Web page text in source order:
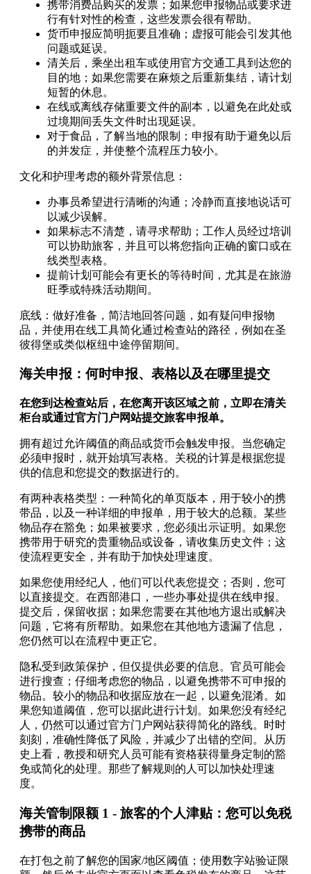
携带消费品购买的发票；如果您申报物品或要求进
行有针对性的检查，这些发票会很有帮助。
货币申报应简明扼要且准确；虚报可能会引发其他
问题或延误。
清关后，乘坐出租车或使用官方交通工具到达您的
目的地；如果您需要在麻烦之后重新集结，请计划
短暂的休息。
在线或离线存储重要文件的副本，以避免在此处或
过境期间丢失文件时出现延误。
对于食品，了解当地的限制；申报有助于避免以后
的并发症，并使整个流程压力较小。
文化和护理考虑的额外背景信息：
办事员希望进行清晰的沟通；冷静而直接地说话可
以减少误解。
如果标志不清楚，请寻求帮助；工作人员经过培训
可以协助旅客，并且可以将您指向正确的窗口或在
线类型表格。
提前计划可能会有更长的等待时间，尤其是在旅游
旺季或特殊活动期间。
底线：做好准备，简洁地回答问题，如有疑问申报物
品，并使用在线工具简化通过检查站的路径，例如在圣
彼得堡或类似枢纽中途停留期间。
海关申报：何时申报、表格以及在哪里提交
在您到达检查站后，在您离开该区域之前，立即在清关
柜台或通过官方门户网站提交旅客申报单。
拥有超过允许阈值的商品或货币会触发申报。当您确定
必须申报时，就开始填写表格。关税的计算是根据您提
供的信息和您提交的数据进行的。
有两种表格类型：一种简化的单页版本，用于较小的携
带品，以及一种详细的申报单，用于较大的总额。某些
物品存在豁免；如果被要求，您必须出示证明。如果您
携带用于研究的贵重物品或设备，请收集历史文件；这
使流程更安全，并有助于加快处理速度。
如果您使用经纪人，他们可以代表您提交；否则，您可
以直接提交。在西部港口，一些办事处提供在线申报。
提交后，保留收据；如果您需要在其他地方退出或解决
问题，它将有所帮助。如果您在其他地方遗漏了信息，
您仍然可以在流程中更正它。
隐私受到政策保护，但仅提供必要的信息。官员可能会
进行搜查；仔细考虑您的物品，以避免携带不可申报的
物品。较小的物品和收据应放在一起，以避免混淆。如
果您知道阈值，您可以据此进行计划。如果您没有经纪
人，仍然可以通过官方门户网站获得简化的路线。时时
刻刻，准确性降低了风险，并减少了出错的空间。从历
史上看，教授和研究人员可能有资格获得量身定制的豁
免或简化的处理。那些了解规则的人可以加快处理速
度。
海关管制限额 1 - 旅客的个人津贴：您可以免税
携带的商品
在打包之前了解您的国家/地区阈值；使用数字站验证限